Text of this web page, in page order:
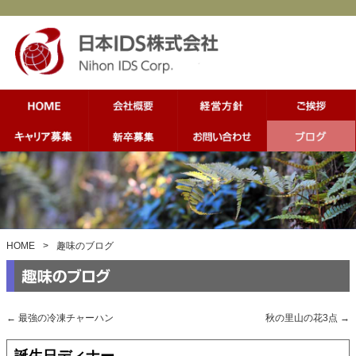
HOME > 趣味のブログ
← 最強の冷凍チャーハン 秋の里山の花3点 →